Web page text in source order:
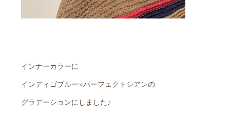
インナーカラーに
インディゴブルー×パーフェクトシアンの
グラデーションにしました♪